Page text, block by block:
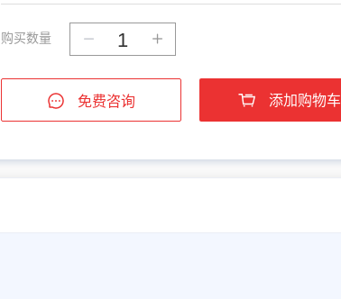
购买数量
免费咨询 添加购物车